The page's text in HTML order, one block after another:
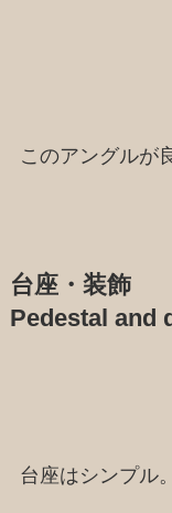
このアングルが
台座・装飾
Pedestal and
台座はシンプル